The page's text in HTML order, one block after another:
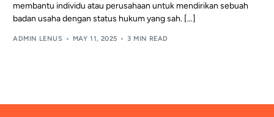
membantu individu atau perusahaan untuk mendirikan sebuah
badan usaha dengan status hukum yang sah. […]
ADMIN LENUS MAY 11, 2025 3 MIN READ